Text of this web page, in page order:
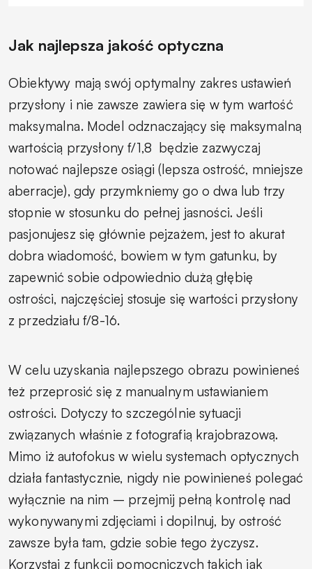
Jak najlepsza jakość optyczna
Obiektywy mają swój optymalny zakres ustawień
przysłony i nie zawsze zawiera się w tym wartość
maksymalna. Model odznaczający się maksymalną
wartością przysłony f/1,8 będzie zazwyczaj
notować najlepsze osiągi (lepsza ostrość, mniejsze
aberracje), gdy przymkniemy go o dwa lub trzy
stopnie w stosunku do pełnej jasności. Jeśli
pasjonujesz się głównie pejzażem, jest to akurat
dobra wiadomość, bowiem w tym gatunku, by
zapewnić sobie odpowiednio dużą głębię
ostrości, najczęściej stosuje się wartości przysłony
z przedziału f/8-16.
W celu uzyskania najlepszego obrazu powinieneś
też przeprosić się z manualnym ustawianiem
ostrości. Dotyczy to szczególnie sytuacji
związanych właśnie z fotografią krajobrazową.
Mimo iż autofokus w wielu systemach optycznych
działa fantastycznie, nigdy nie powinieneś polegać
wyłącznie na nim – przejmij pełną kontrolę nad
wykonywanymi zdjęciami i dopilnuj, by ostrość
zawsze była tam, gdzie sobie tego życzysz.
Korzystaj z funkcji pomocniczych takich jak